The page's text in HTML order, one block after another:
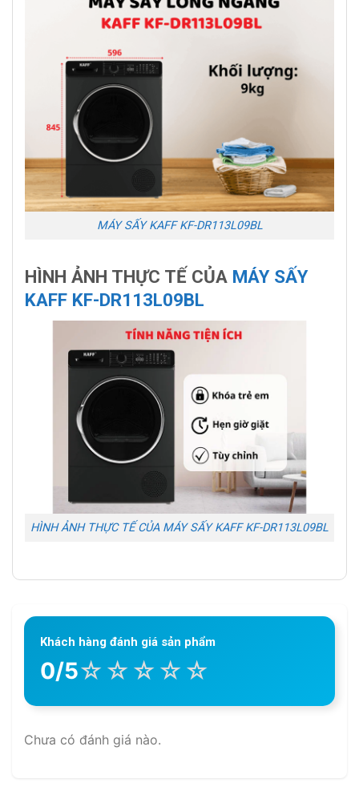
MÁY SẤY KAFF KF-DR113L09BL
HÌNH ẢNH THỰC TẾ CỦA MÁY SẤY
KAFF KF-DR113L09BL
HÌNH ẢNH THỰC TẾ CỦA MÁY SẤY KAFF KF-DR113L09BL
Khách hàng đánh giá sản phẩm
0/5☆ ☆ ☆ ☆ ☆
Chưa có đánh giá nào.